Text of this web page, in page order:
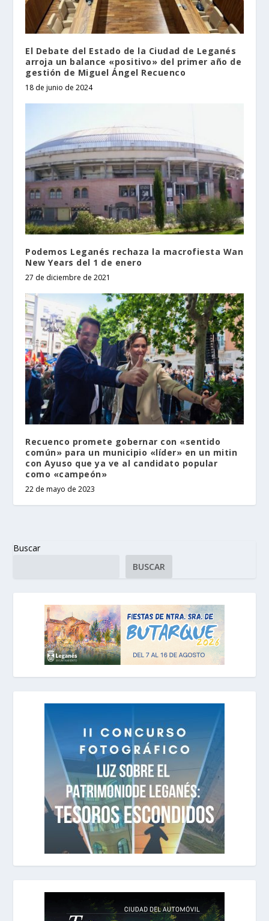
El Debate del Estado de la Ciudad de Leganés
arroja un balance «positivo» del primer año de
gestión de Miguel Ángel Recuenco
18 de junio de 2024
Podemos Leganés rechaza la macrofiesta Wan
New Years del 1 de enero
27 de diciembre de 2021
Recuenco promete gobernar con «sentido
común» para un municipio «líder» en un mitin
con Ayuso que ya ve al candidato popular
como «campeón»
22 de mayo de 2023
Buscar
BUSCAR